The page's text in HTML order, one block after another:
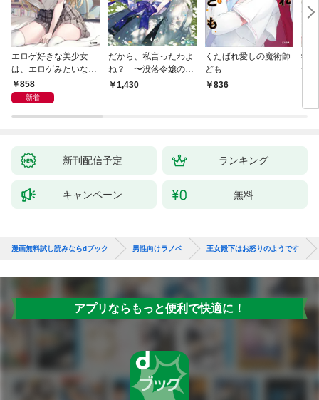
エロゲ好きな美少女
は、エロゲみたいなこ
と全部シてほしい【電
子ＳＳ特典付き】
858
新着
だから、私言ったわよ
ね？ 〜没落令嬢の案
外楽しい領地改革〜
1,430
くたばれ愛しの魔術師
ども
836
学
命
新刊配信予定 ランキング
キャンペーン 無料
漫画無料試し読みならdブック 男性向けラノベ 王女殿下はお怒りのようです
アプリならもっと便利で快適に！